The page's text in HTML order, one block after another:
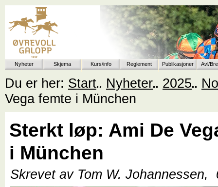
Nyheter Skjema Kurs/info Reglement Publikasjoner Avl/
Du er her: Start Nyheter 2025
Vega femte i München
Sterkt løp: Ami De
i München
Skrevet av Tom W. Johannessen,